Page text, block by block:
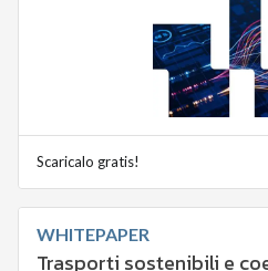
Scaricalo gratis!
WHITEPAPER
Trasporti sostenibili e